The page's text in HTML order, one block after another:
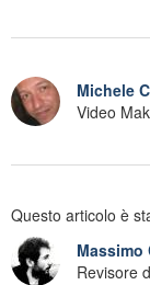
Michele
Video
Questo articolo è
Massimo
Revisore